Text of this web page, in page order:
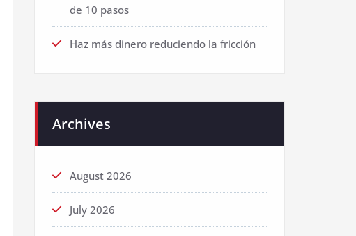
de 10 pasos
Haz más dinero reduciendo la fricción
Archives
August 2026
July 2026